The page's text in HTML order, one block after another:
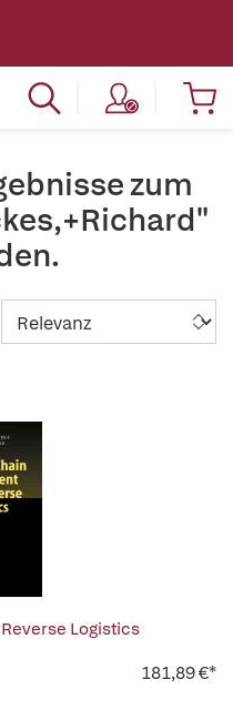
zum
Logistics
181,89 €*